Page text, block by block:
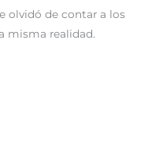
olvidó de contar a los
misma realidad.